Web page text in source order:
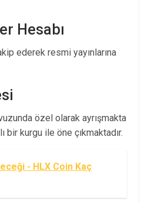
Hesabı
ederek resmi yayınlarına
özel olarak ayrışmakta
bir kurgu ile öne çıkmaktadır.
- HLX Coin Kaç